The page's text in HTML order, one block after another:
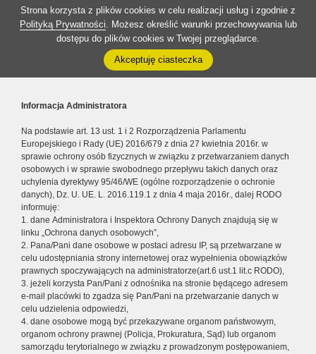
Strona korzysta z plików cookies w celu realizacji usług i zgodnie z
Polityką Prywatności. Możesz określić warunki przechowywania lub
dostępu do plików cookies w Twojej przeglądarce.
Akceptuję ciasteczka
Informacja Administratora
Na podstawie art. 13 ust. 1 i 2 Rozporządzenia Parlamentu
Europejskiego i Rady (UE) 2016/679 z dnia 27 kwietnia 2016r. w
sprawie ochrony osób fizycznych w związku z przetwarzaniem danych
osobowych i w sprawie swobodnego przepływu takich danych oraz
uchylenia dyrektywy 95/46/WE (ogólne rozporządzenie o ochronie
danych), Dz. U. UE. L. 2016.119.1 z dnia 4 maja 2016r., dalej RODO
informuję:
1. dane Administratora i Inspektora Ochrony Danych znajdują się w
linku „Ochrona danych osobowych”,
2. Pana/Pani dane osobowe w postaci adresu IP, są przetwarzane w
celu udostępniania strony internetowej oraz wypełnienia obowiązków
prawnych spoczywających na administratorze(art.6 ust.1 lit.c RODO),
3. jeżeli korzysta Pan/Pani z odnośnika na stronie będącego adresem
e-mail placówki to zgadza się Pan/Pani na przetwarzanie danych w
celu udzielenia odpowiedzi,
4. dane osobowe mogą być przekazywane organom państwowym,
organom ochrony prawnej (Policja, Prokuratura, Sąd) lub organom
samorządu terytorialnego w związku z prowadzonym postępowaniem,